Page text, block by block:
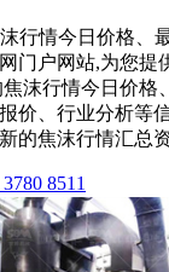
行情今日价格、
门户网站,为您提
沫行情今日价格
价、行业分析等
的焦沫行情汇总资
8511